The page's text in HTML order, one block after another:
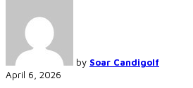
by Soar Candigolf
April 6, 2026